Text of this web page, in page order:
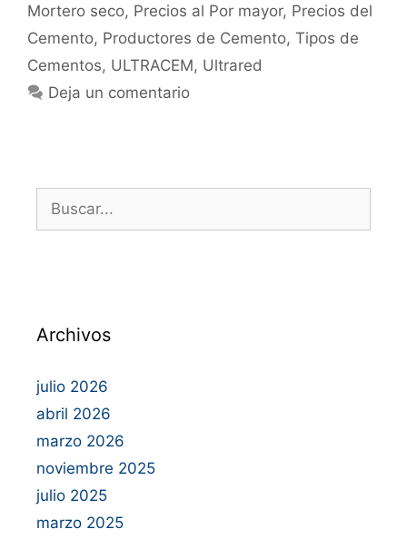
Mortero seco, Precios al Por mayor, Precios del
Cemento, Productores de Cemento, Tipos de
Cementos, ULTRACEM, Ultrared
Deja un comentario
Archivos
julio 2026
abril 2026
marzo 2026
noviembre 2025
julio 2025
marzo 2025